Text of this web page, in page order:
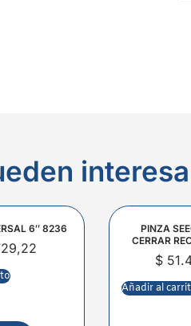
6″ 8236
PINZA
CERRAR
$
Añadir al